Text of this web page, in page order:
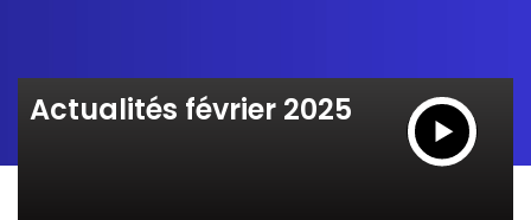
Actualités février 2025